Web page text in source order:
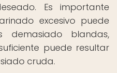
Es importante
excesivo puede
demasiado blandas,
puede resultar
cruda.